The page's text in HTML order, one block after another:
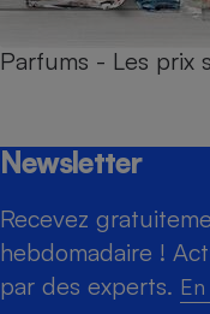
Parfums - Les prix
Newsletter
Recevez
hebdomadaire !
par des experts.